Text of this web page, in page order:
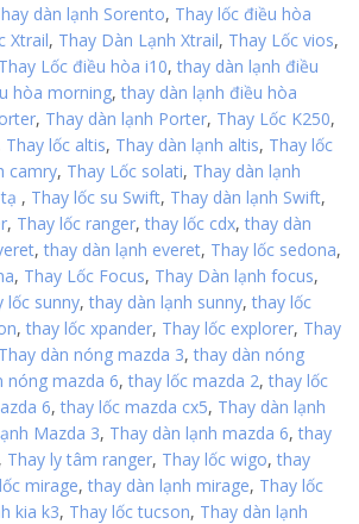
dàn lạnh Sorento, Thay lốc điều hòa
Xtrail, Thay Dàn Lạnh Xtrail, Thay Lốc vios,
Thay Lốc điều hòa i10, thay dàn lạnh điều
hòa morning, thay dàn lạnh điều hòa
, Thay dàn lạnh Porter, Thay Lốc K250,
Thay lốc altis, Thay dàn lạnh altis, Thay lốc
camry, Thay Lốc solati, Thay dàn lạnh
, Thay lốc su Swift, Thay dàn lạnh Swift,
, Thay lốc ranger, thay lốc cdx, thay dàn
, thay dàn lạnh everet, Thay lốc sedona,
, Thay Lốc Focus, Thay Dàn lạnh focus,
lốc sunny, thay dàn lạnh sunny, thay lốc
, thay lốc xpander, Thay lốc explorer, Thay
Thay dàn nóng mazda 3, thay dàn nóng
nóng mazda 6, thay lốc mazda 2, thay lốc
6, thay lốc mazda cx5, Thay dàn lạnh
Mazda 3, Thay dàn lạnh mazda 6, thay
, Thay ly tâm ranger, Thay lốc wigo, thay
mirage, thay dàn lạnh mirage, Thay lốc
kia k3, Thay lốc tucson, Thay dàn lạnh